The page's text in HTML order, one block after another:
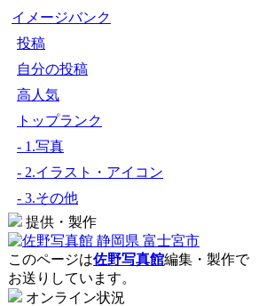
イメージバンク
投稿
自分の投稿
高人気
トップランク
- 1.写真
- 2.イラスト・アイコン
- 3.その他
提供・製作
このページは佐野写真館編集・製作で
お送りしています。
オンライン状況